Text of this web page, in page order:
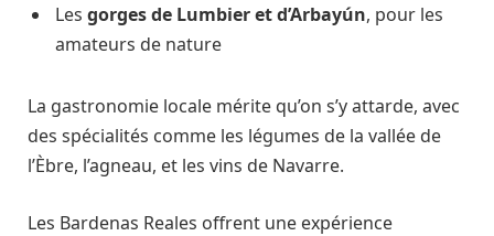
Les gorges de Lumbier et d’Arbayún, pour les
amateurs de nature
La gastronomie locale mérite qu’on s’y attarde, avec
des spécialités comme les légumes de la vallée de
l’Èbre, l’agneau, et les vins de Navarre.
Les Bardenas Reales offrent une expérience